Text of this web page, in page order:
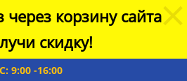
корзину сайта
скидку!
9:00 -16:00